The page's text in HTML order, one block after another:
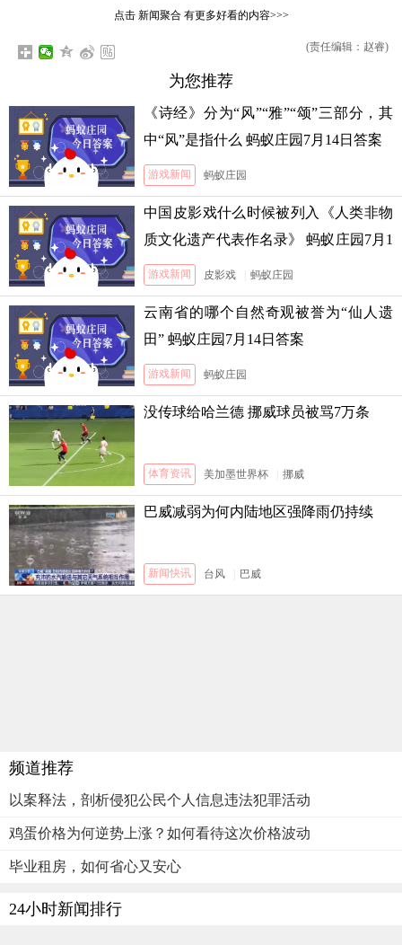
点击 新闻聚合有更多好看的内容>>>
(责任编辑：赵睿)
为您推荐
《诗经》分为“风”“雅”“颂”三部分，其
中“风”是指什么 蚂蚁庄园7月14日答案
游戏新闻 蚂蚁庄园
中国皮影戏什么时候被列入《人类非物
质文化遗产代表作名录》 蚂蚁庄园7月1
3日答案
游戏新闻 皮影戏 蚂蚁庄园
云南省的哪个自然奇观被誉为“仙人遗
田” 蚂蚁庄园7月14日答案
游戏新闻 蚂蚁庄园
没传球给哈兰德 挪威球员被骂7万条
体育资讯 美加墨世界杯 挪威
巴威减弱为何内陆地区强降雨仍持续
新闻快讯 台风 巴威
频道推荐
以案释法，剖析侵犯公民个人信息违法犯罪活动
鸡蛋价格为何逆势上涨？如何看待这次价格波动
毕业租房，如何省心又安心
24小时新闻排行